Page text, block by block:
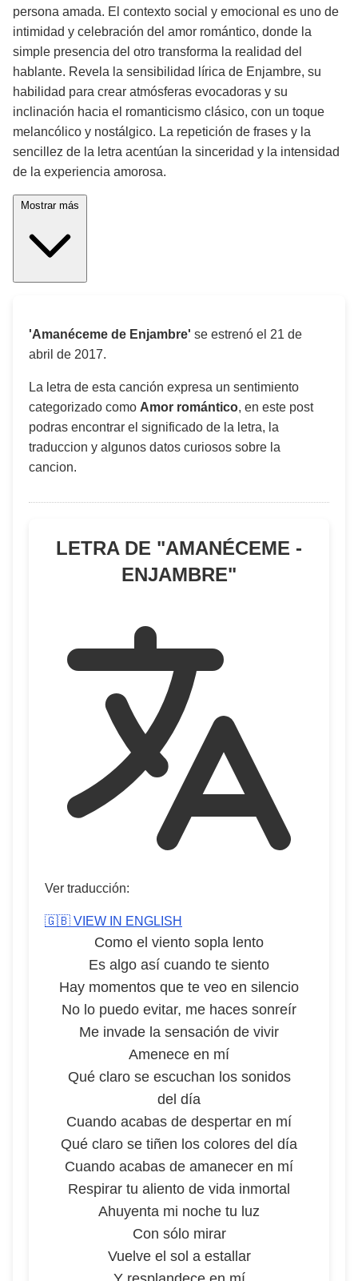
persona amada. El contexto social y emocional es uno de
intimidad y celebración del amor romántico, donde la
simple presencia del otro transforma la realidad del
hablante. Revela la sensibilidad lírica de Enjambre, su
habilidad para crear atmósferas evocadoras y su
inclinación hacia el romanticismo clásico, con un toque
melancólico y nostálgico. La repetición de frases y la
sencillez de la letra acentúan la sinceridad y la intensidad
de la experiencia amorosa.
'Amanéceme de Enjambre' se estrenó el 21 de
abril de 2017.
La letra de esta canción expresa un sentimiento
categorizado como Amor romántico, en este post
podras encontrar el significado de la letra, la
traduccion y algunos datos curiosos sobre la
cancion.
LETRA DE "AMANÉCEME -
ENJAMBRE"
Ver traducción:
🇬🇧 VIEW IN ENGLISH
Como el viento sopla lento
Es algo así cuando te siento
Hay momentos que te veo en silencio
No lo puedo evitar, me haces sonreír
Me invade la sensación de vivir
Amenece en mí
Qué claro se escuchan los sonidos
del día
Cuando acabas de despertar en mí
Qué claro se tiñen los colores del día
Cuando acabas de amanecer en mí
Respirar tu aliento de vida inmortal
Ahuyenta mi noche tu luz
Con sólo mirar
Vuelve el sol a estallar